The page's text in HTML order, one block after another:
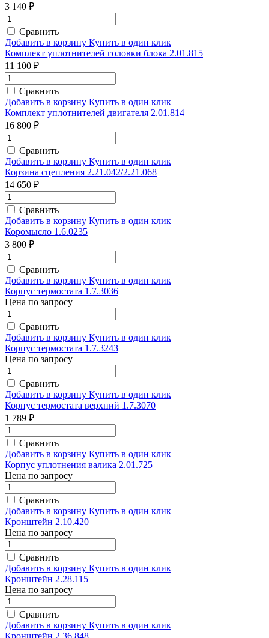
3 140 ₽
Сравнить
Добавить в корзину Купить в один клик
Комплект уплотнителей головки блока 2.01.815
11 100 ₽
Сравнить
Добавить в корзину Купить в один клик
Комплект уплотнителей двигателя 2.01.814
16 800 ₽
Сравнить
Добавить в корзину Купить в один клик
Корзина сцепления 2.21.042/2.21.068
14 650 ₽
Сравнить
Добавить в корзину Купить в один клик
Коромысло 1.6.0235
3 800 ₽
Сравнить
Добавить в корзину Купить в один клик
Корпус термостата 1.7.3036
Цена по запросу
Сравнить
Добавить в корзину Купить в один клик
Корпус термостата 1.7.3243
Цена по запросу
Сравнить
Добавить в корзину Купить в один клик
Корпус термостата верхний 1.7.3070
1 789 ₽
Сравнить
Добавить в корзину Купить в один клик
Корпус уплотнения валика 2.01.725
Цена по запросу
Сравнить
Добавить в корзину Купить в один клик
Кронштейн 2.10.420
Цена по запросу
Сравнить
Добавить в корзину Купить в один клик
Кронштейн 2.28.115
Цена по запросу
Сравнить
Добавить в корзину Купить в один клик
Кронштейн 2.36.848